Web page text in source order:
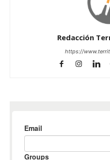
Redacción
https://